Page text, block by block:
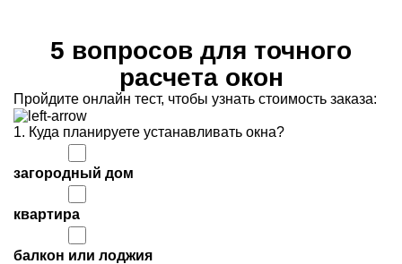
5 вопросов для точного
расчета окон
Пройдите онлайн тест, чтобы узнать стоимость заказа:
1. Куда планируете устанавливать окна?
загородный дом
квартира
балкон или лоджия